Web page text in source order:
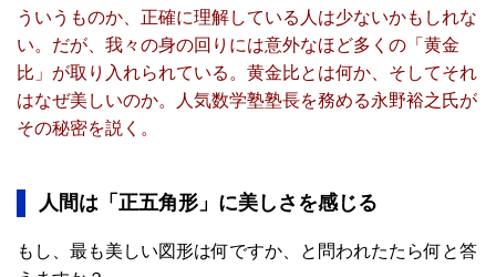
ういうものか、正確に理解している人は少ないかもしれな
い。だが、我々の身の回りには意外なほど多くの「黄金
比」が取り入れられている。黄金比とは何か、そしてそれ
はなぜ美しいのか。人気数学塾塾長を務める永野裕之氏が
その秘密を説く。
人間は「正五角形」に美しさを感じる
もし、最も美しい図形は何ですか、と問われたたら何と答